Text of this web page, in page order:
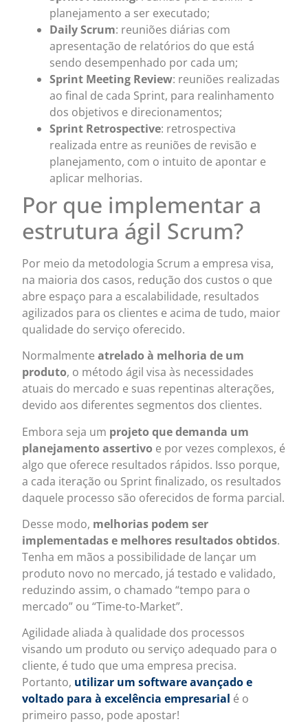
planejamento a ser executado;
Daily Scrum: reuniões diárias com
apresentação de relatórios do que está
sendo desempenhado por cada um;
Sprint Meeting Review: reuniões realizadas
ao final de cada Sprint, para realinhamento
dos objetivos e direcionamentos;
Sprint Retrospective: retrospectiva
realizada entre as reuniões de revisão e
planejamento, com o intuito de apontar e
aplicar melhorias.
Por que implementar a
estrutura ágil Scrum?
Por meio da metodologia Scrum a empresa visa,
na maioria dos casos, redução dos custos o que
abre espaço para a escalabilidade, resultados
agilizados para os clientes e acima de tudo, maior
qualidade do serviço oferecido.
Normalmenteatrelado à melhoria de um
produto, o método ágil visa às necessidades
atuais do mercado e suas repentinas alterações,
devido aos diferentes segmentos dos clientes.
Embora seja um projeto que demanda um
planejamento assertivo e por vezes complexos, é
algo que oferece resultados rápidos. Isso porque,
a cada iteração ou Sprint finalizado, os resultados
daquele processo são oferecidos de forma parcial.
Desse modo, melhorias podem ser
implementadas e melhores resultados obtidos.
Tenha em mãos a possibilidade de lançar um
produto novo no mercado, já testado e validado,
reduzindo assim, o chamado “tempo para o
mercado” ou “Time-to-Market”.
Agilidade aliada à qualidade dos processos
visando um produto ou serviço adequado para o
cliente, é tudo que uma empresa precisa.
Portanto, utilizar um software avançado e
voltado para à excelência empresarial é o
primeiro passo, pode apostar!